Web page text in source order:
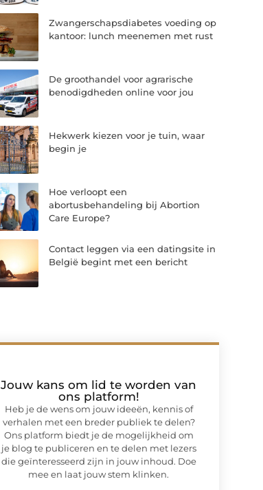
Zwangerschapsdiabetes voeding op
kantoor: lunch meenemen met rust
De groothandel voor agrarische
benodigdheden online voor jou
Hekwerk kiezen voor je tuin, waar
begin je
Hoe verloopt een
abortusbehandeling bij Abortion
Care Europe?
Contact leggen via een datingsite in
België begint met een bericht
Jouw kans om lid te worden van
ons platform!
Heb je de wens om jouw ideeën, kennis of
verhalen met een breder publiek te delen?
Ons platform biedt je de mogelijkheid om
je blog te publiceren en te delen met lezers
die geïnteresseerd zijn in jouw inhoud. Doe
mee en laat jouw stem klinken.